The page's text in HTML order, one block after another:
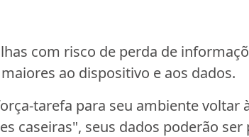
com risco de perda de
ao dispositivo e aos dados.
tarefa para seu ambiente voltar
caseiras", seus dados poderão ser